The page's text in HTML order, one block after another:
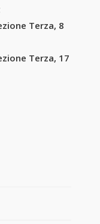
Terza, 8
Terza, 17